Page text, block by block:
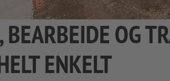
OG
ENKELT